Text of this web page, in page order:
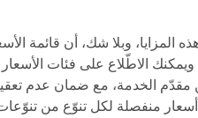
وبلا شك، أن قائمة
الاطّلاع على فئات الأسعار
مقدّم الخدمة، مع ضمان عدم
منفصلة لكل تنوّع من